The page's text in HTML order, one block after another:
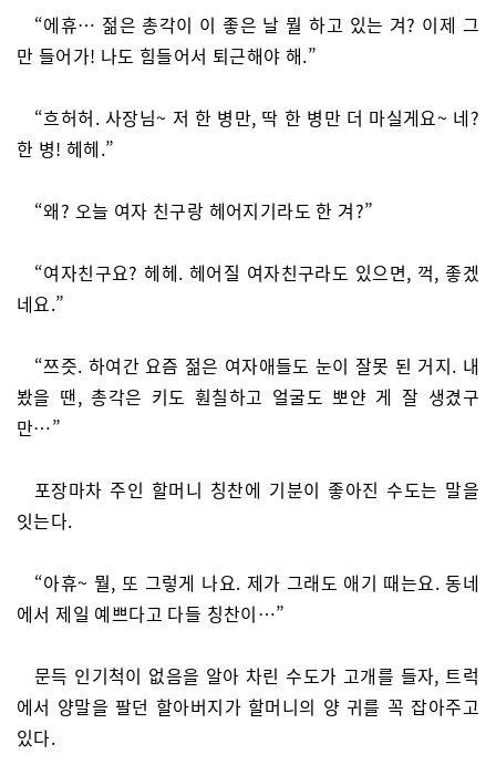
“에휴… 젊은 총각이 이 좋은 날 뭘 하고 있는 겨? 이제 그
만 들어가! 나도 힘들어서 퇴근해야 해.”
“흐허허. 사장님~ 저 한 병만, 딱 한 병만 더 마실게요~ 네?
한 병! 헤헤.”
“왜? 오늘 여자 친구랑 헤어지기라도 한 겨?”
“여자친구요? 헤헤. 헤어질 여자친구라도 있으면, 꺽, 좋겠
네요.”
“쯔즛. 하여간 요즘 젊은 여자애들도 눈이 잘못 된 거지. 내
봤을 땐, 총각은 키도 훤칠하고 얼굴도 뽀얀 게 잘 생겼구
만…”
포장마차 주인 할머니 칭찬에 기분이 좋아진 수도는 말을
잇는다.
“아휴~ 뭘, 또 그렇게 나요. 제가 그래도 애기 때는요. 동네
에서 제일 예쁘다고 다들 칭찬이…”
문득 인기척이 없음을 알아 차린 수도가 고개를 들자, 트럭
에서 양말을 팔던 할아버지가 할머니의 양 귀를 꼭 잡아주고
있다.